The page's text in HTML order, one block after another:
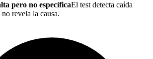
pero no específicaEl test detecta caída
revela la causa.